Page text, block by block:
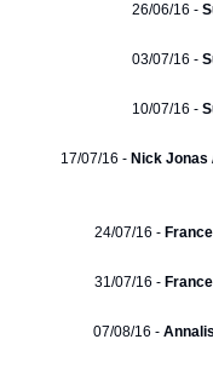
26/06/16 -
03/07/16 -
10/07/16 -
17/07/16 - Nick Jonas
24/07/16 -
31/07/16 -
07/08/16 -